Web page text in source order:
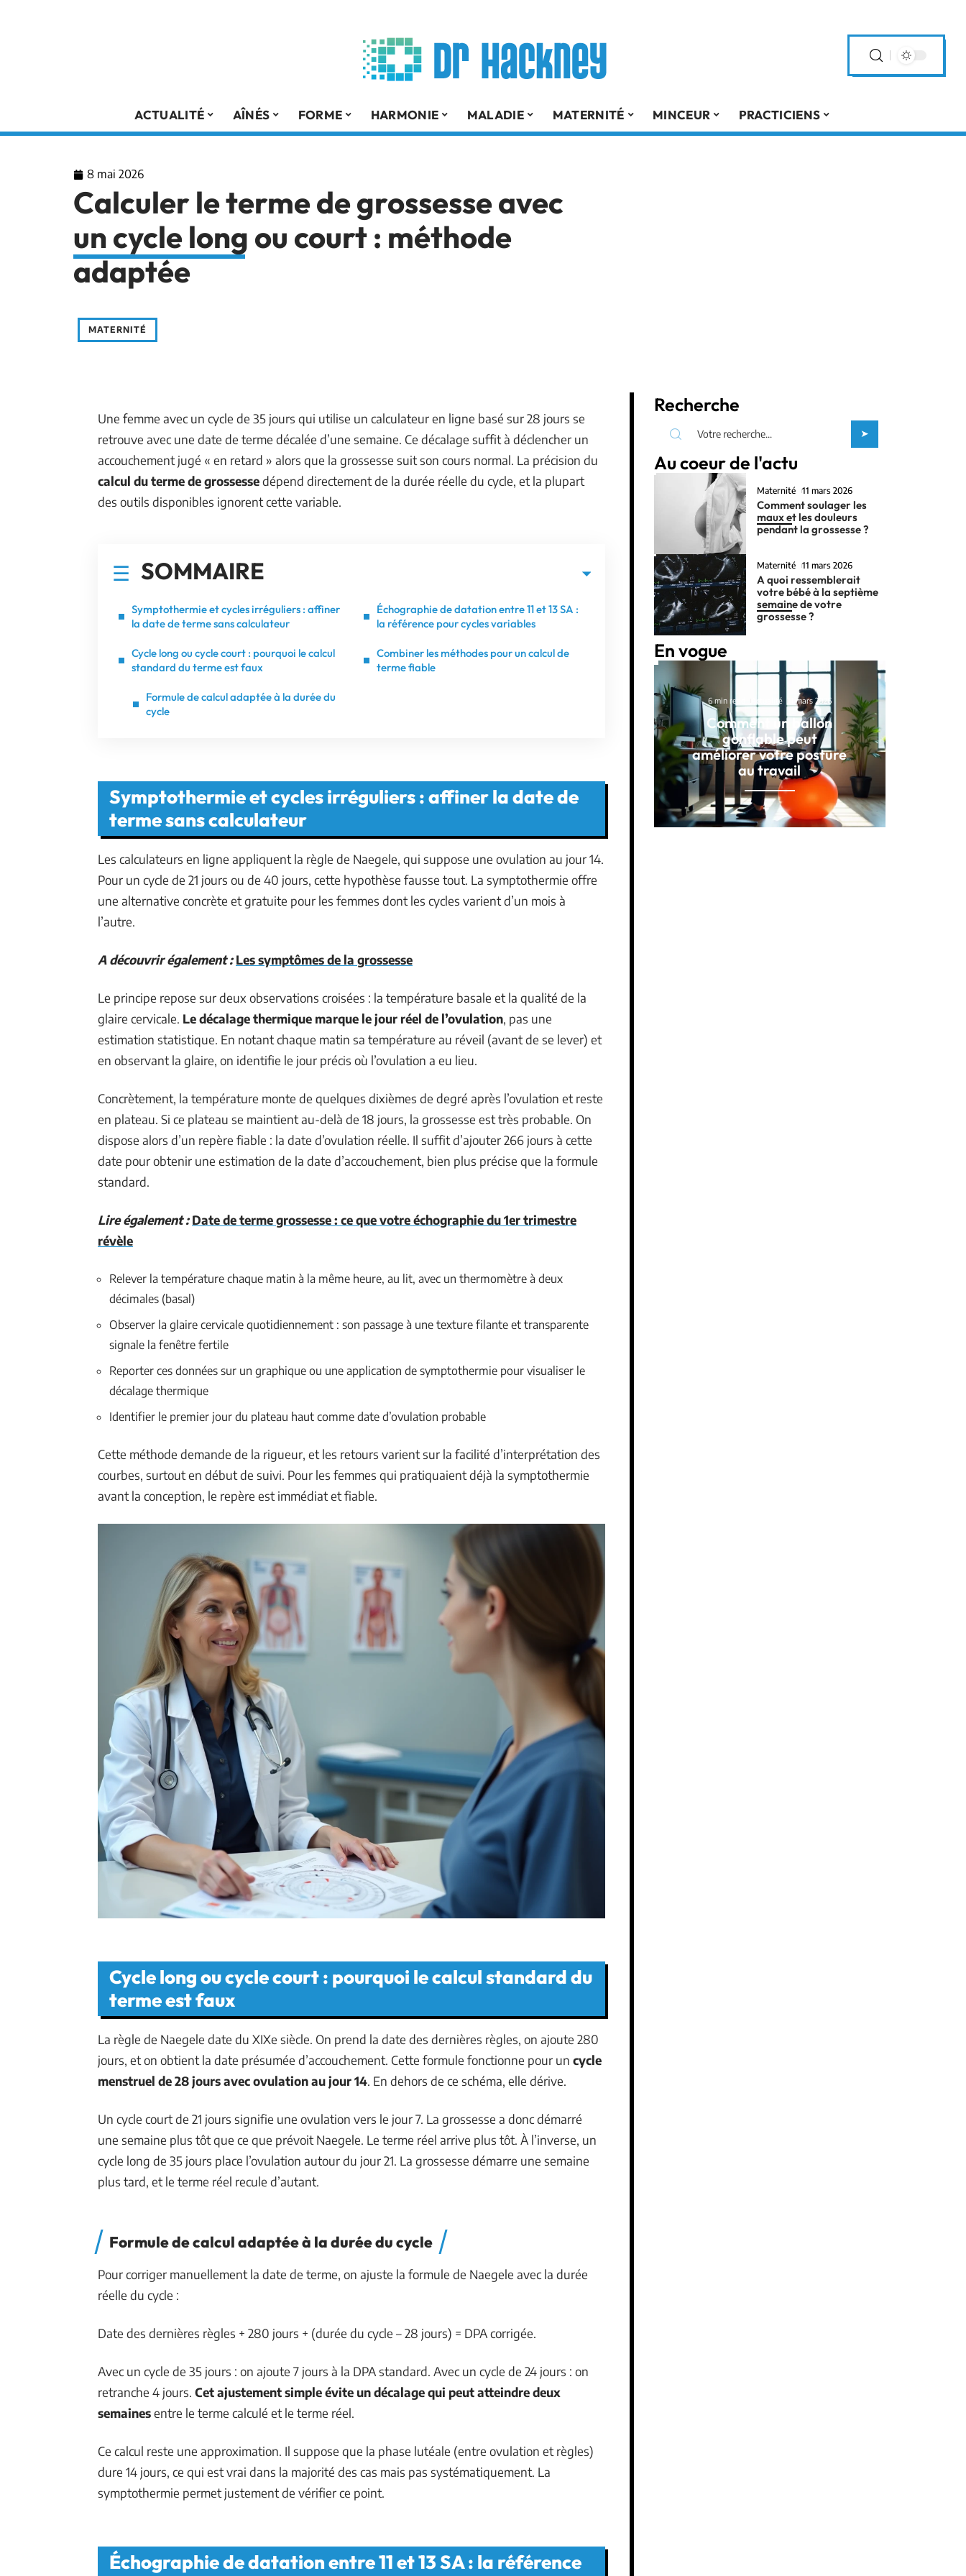
ACTUALITÉ AÎNÉS FORME HARMONIE MALADIE MATERNITÉ MINCEUR PRACTICIENS
8 mai 2026
Calculer le terme de grossesse avec
un cycle long ou court : méthode
adaptée
MATERNITÉ
Une femme avec un cycle de 35 jours qui utilise un calculateur en ligne basé sur 28 jours se
retrouve avec une date de terme décalée d’une semaine. Ce décalage suffit à déclencher un
accouchement jugé « en retard » alors que la grossesse suit son cours normal. La précision du
calcul du terme de grossessedépend directement de la durée réelle du cycle, et la plupart
des outils disponibles ignorent cette variable.
SOMMAIRE
Symptothermie et cycles irréguliers : affiner
la date de terme sans calculateur
Cycle long ou cycle court : pourquoi le calcul
standard du terme est faux
Formule de calcul adaptée à la durée du
cycle
Échographie de datation entre 11 et 13 SA :
la référence pour cycles variables
Combiner les méthodes pour un calcul de
terme fiable
Symptothermie et cycles irréguliers : affiner la date de
terme sans calculateur
Les calculateurs en ligne appliquent la règle de Naegele, qui suppose une ovulation au jour 14.
Pour un cycle de 21 jours ou de 40 jours, cette hypothèse fausse tout. La symptothermie offre
une alternative concrète et gratuite pour les femmes dont les cycles varient d’un mois à
l’autre.
A découvrir également : Les symptômes de la grossesse
Le principe repose sur deux observations croisées : la température basale et la qualité de la
glaire cervicale. Le décalage thermique marque le jour réel de l’ovulation, pas une
estimation statistique. En notant chaque matin sa température au réveil (avant de se lever) et
en observant la glaire, on identifie le jour précis où l’ovulation a eu lieu.
Concrètement, la température monte de quelques dixièmes de degré après l’ovulation et reste
en plateau. Si ce plateau se maintient au-delà de 18 jours, la grossesse est très probable. On
dispose alors d’un repère fiable : la date d’ovulation réelle. Il suffit d’ajouter 266 jours à cette
date pour obtenir une estimation de la date d’accouchement, bien plus précise que la formule
standard.
Lire également : Date de terme grossesse : ce que votre échographie du 1er trimestre
révèle
Relever la température chaque matin à la même heure, au lit, avec un thermomètre à deux
décimales (basal)
Observer la glaire cervicale quotidiennement : son passage à une texture filante et transparente
signale la fenêtre fertile
Reporter ces données sur un graphique ou une application de symptothermie pour visualiser le
décalage thermique
Identifier le premier jour du plateau haut comme date d’ovulation probable
Cette méthode demande de la rigueur, et les retours varient sur la facilité d’interprétation des
courbes, surtout en début de suivi. Pour les femmes qui pratiquaient déjà la symptothermie
avant la conception, le repère est immédiat et fiable.
Cycle long ou cycle court : pourquoi le calcul standard du
terme est faux
La règle de Naegele date du XIXe siècle. On prend la date des dernières règles, on ajoute 280
jours, et on obtient la date présumée d’accouchement. Cette formule fonctionne pour un cycle
menstruel de 28 jours avec ovulation au jour 14. En dehors de ce schéma, elle dérive.
Un cycle court de 21 jours signifie une ovulation vers le jour 7. La grossesse a donc démarré
une semaine plus tôt que ce que prévoit Naegele. Le terme réel arrive plus tôt. À l’inverse, un
cycle long de 35 jours place l’ovulation autour du jour 21. La grossesse démarre une semaine
plus tard, et le terme réel recule d’autant.
Formule de calcul adaptée à la durée du cycle
Pour corriger manuellement la date de terme, on ajuste la formule de Naegele avec la durée
réelle du cycle :
Date des dernières règles + 280 jours + (durée du cycle – 28 jours) = DPA corrigée.
Avec un cycle de 35 jours : on ajoute 7 jours à la DPA standard. Avec un cycle de 24 jours : on
retranche 4 jours. Cet ajustement simple évite un décalage qui peut atteindre deux
semainesentre le terme calculé et le terme réel.
Ce calcul reste une approximation. Il suppose que la phase lutéale (entre ovulation et règles)
dure 14 jours, ce qui est vrai dans la majorité des cas mais pas systématiquement. La
symptothermie permet justement de vérifier ce point.
Échographie de datation entre 11 et 13 SA : la référence
Recherche
Au coeur de l'actu
Maternité 11 mars 2026
Comment soulager les
maux et les douleurs
pendant la grossesse ?
Maternité 11 mars 2026
A quoi ressemblerait
votre bébé à la septième
semaine de votre
grossesse ?
En vogue
6 min read Actualité 11 mars 2026
Comment un ballon
gonflable peut
améliorer votre posture
au travail